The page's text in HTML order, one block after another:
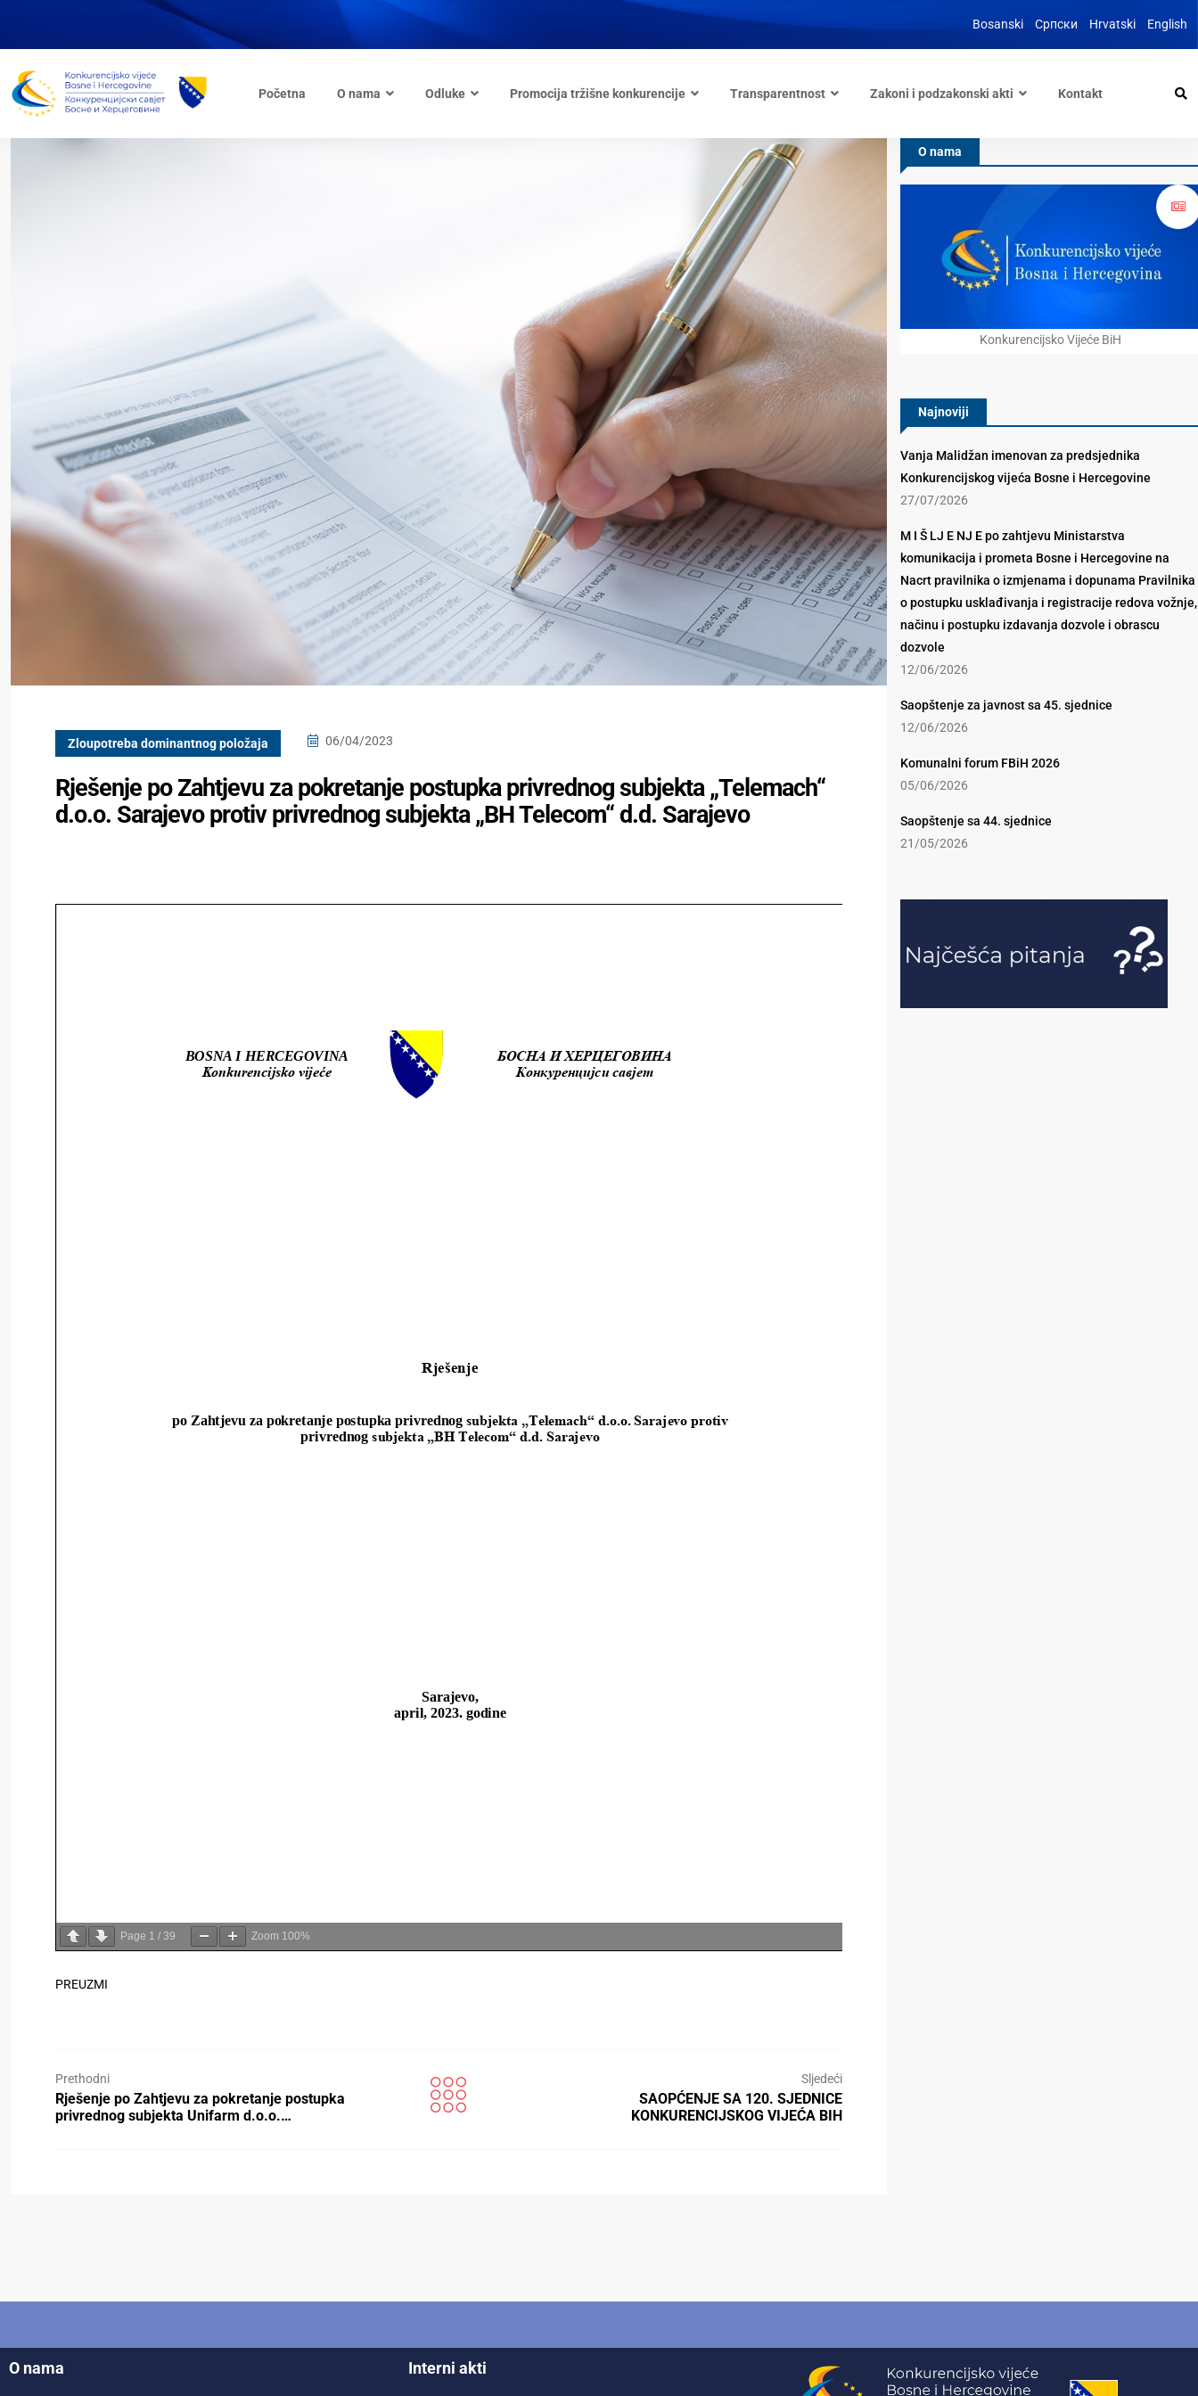
Bosanski Српски Hrvatski English
Početna O nama Odluke Promocija tržišne konkurencije Transparentnost Zakoni i podzakonski akti Kontakt
Zloupotreba dominantnog položaja 06/04/2023
Rješenje po Zahtjevu za pokretanje postupka privrednog subjekta „Telemach“
d.o.o. Sarajevo protiv privrednog subjekta „BH Telecom“ d.d. Sarajevo
Page 1 / 39 Zoom 100%
PREUZMI
Prethodni
Rješenje po Zahtjevu za pokretanje postupka
privrednog subjekta Unifarm d.o.o.…
Sljedeći
SAOPĆENJE SA 120. SJEDNICE
KONKURENCIJSKOG VIJEĆA BIH
O nama
Konkurencijsko Vijeće BiH
Najnoviji
Vanja Malidžan imenovan za predsjednika
Konkurencijskog vijeća Bosne i Hercegovine
27/07/2026
M I Š LJ E NJ E po zahtjevu Ministarstva
komunikacija i prometa Bosne i Hercegovine na
Nacrt pravilnika o izmjenama i dopunama Pravilnika
o postupku usklađivanja i registracije redova vožnje,
načinu i postupku izdavanja dozvole i obrascu
dozvole
12/06/2026
Saopštenje za javnost sa 45. sjednice
12/06/2026
Komunalni forum FBiH 2026
05/06/2026
Saopštenje sa 44. sjednice
21/05/2026
O nama Interni akti